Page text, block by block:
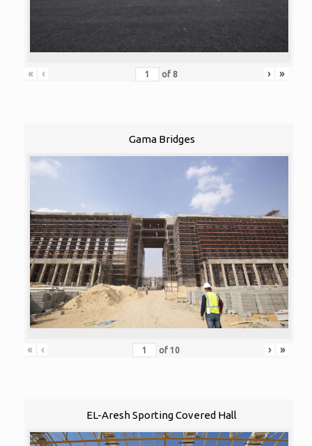
« ‹ of 8 › »
Gama Bridges
« ‹ of 10 › »
EL-Aresh Sporting Covered Hall